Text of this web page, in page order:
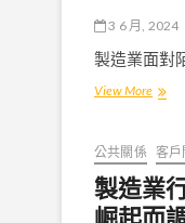
何
準
備？
數
位
化
轉
演
進
分
析：
3 6 月, 2024
製造業面對
View More製
要
如
何
行
公共關係 客
製造業
崛起而